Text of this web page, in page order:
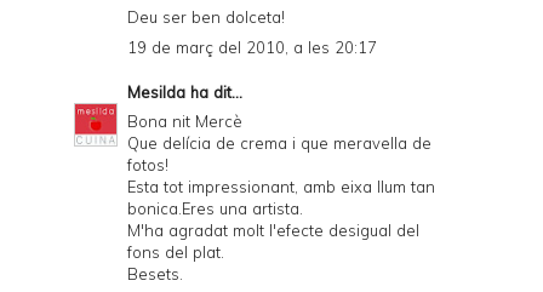
Deu ser ben dolceta!
19 de març del 2010, a les 20:17
Mesilda ha dit...
Bona nit Mercè
Que delícia de crema i que meravella de
fotos!
Esta tot impressionant, amb eixa llum tan
bonica.Eres una artista.
M'ha agradat molt l'efecte desigual del
fons del plat.
Besets.